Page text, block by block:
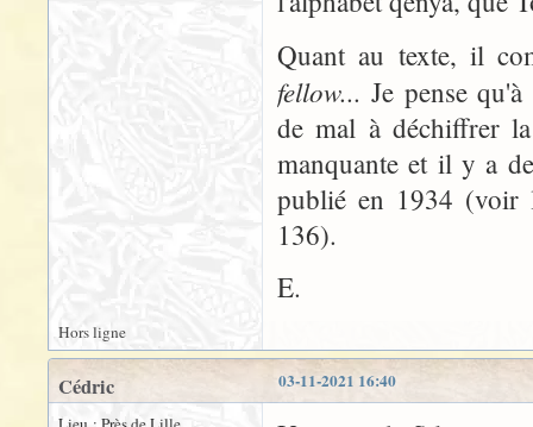
Quant au texte, il
fellow... Je pense
de mal à déchiffrer
manquante et il y a
publié en 1934 (voir
136).
E.
Hors ligne
03-11-2021 16:40
Cédric